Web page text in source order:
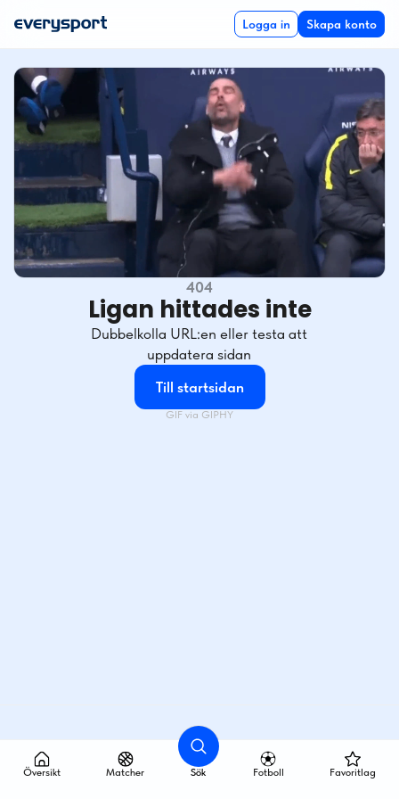
Översikt Matcher Sök Fotboll Favoritlag
Logga in Skapa konto
404
Ligan hittades inte
Dubbelkolla URL:en eller testa att
uppdatera sidan
Till startsidan
GIF via GIPHY